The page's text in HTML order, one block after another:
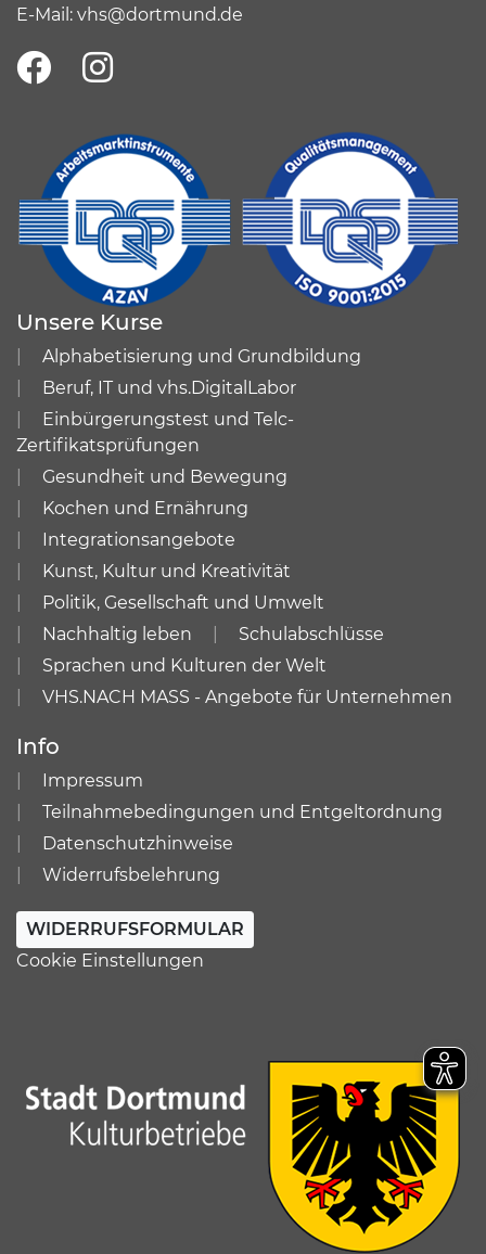
E-Mail: vhs@dortmund.de
Unsere Kurse
Alphabetisierung und Grundbildung
Beruf, IT und vhs.DigitalLabor
Einbürgerungstest und Telc-
Zertifikatsprüfungen
Gesundheit und Bewegung
Kochen und Ernährung
Integrationsangebote
Kunst, Kultur und Kreativität
Politik, Gesellschaft und Umwelt
Nachhaltig leben
Schulabschlüsse
Sprachen und Kulturen der Welt
VHS.NACH MASS - Angebote für Unternehmen
Info
Impressum
Teilnahmebedingungen und Entgeltordnung
Datenschutzhinweise
Widerrufsbelehrung
WIDERRUFSFORMULAR
Cookie Einstellungen